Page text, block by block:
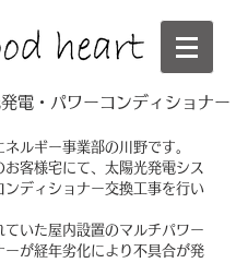
電・パワーコンディショナー
ルギー事業部の川野です。
お客様宅にて、太陽光発電シス
ンディショナー交換工事を行い
ていた屋内設置のマルチパワー
ーが経年劣化により不具合が発